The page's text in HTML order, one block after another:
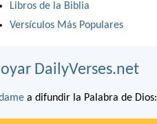
Libros de la Biblia
Versículos Más Populares
DailyVerses.net
a difundir la Palabra de Dios: